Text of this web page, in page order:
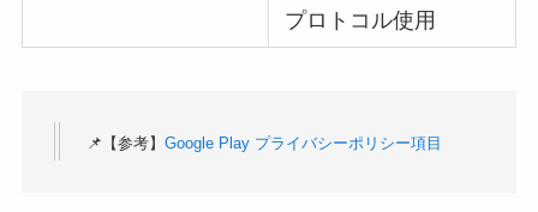
プロトコル使用
📌【参考】 Google Play プライバシーポリシー項目